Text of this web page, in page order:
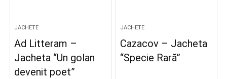
JACHETE
Ad Litteram –
Jacheta “Un golan
devenit poet”
JACHETE
Cazacov – Jacheta
“Specie Rară”